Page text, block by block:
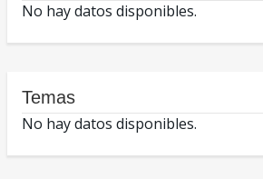
No hay datos disponibles.
Temas
No hay datos disponibles.